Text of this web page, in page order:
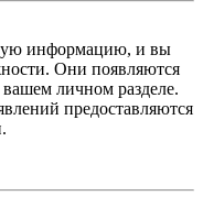
информацию, и вы
Они появляются
личном разделе.
предоставляются